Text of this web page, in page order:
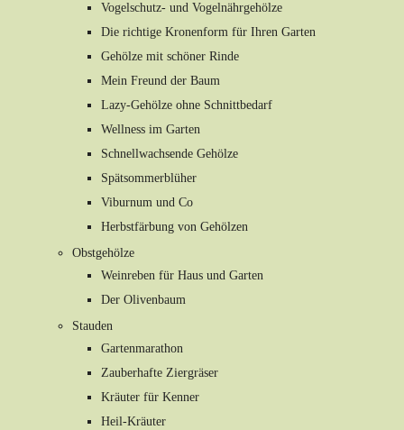
Vogelschutz- und Vogelnährgehölze
Die richtige Kronenform für Ihren Garten
Gehölze mit schöner Rinde
Mein Freund der Baum
Lazy-Gehölze ohne Schnittbedarf
Wellness im Garten
Schnellwachsende Gehölze
Spätsommerblüher
Viburnum und Co
Herbstfärbung von Gehölzen
Obstgehölze
Weinreben für Haus und Garten
Der Olivenbaum
Stauden
Gartenmarathon
Zauberhafte Ziergräser
Kräuter für Kenner
Heil-Kräuter